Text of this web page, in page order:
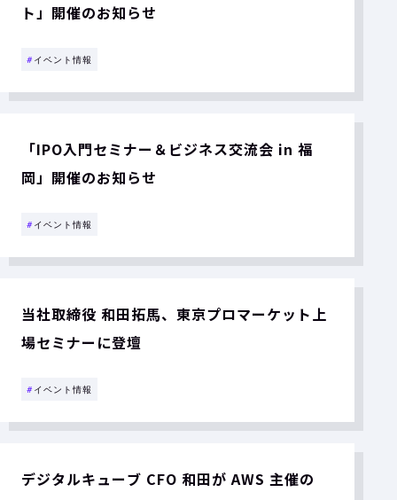
ト」開催のお知らせ
# イベント情報
「IPO入門セミナー＆ビジネス交流会 in 福
岡」開催のお知らせ
# イベント情報
当社取締役 和田拓馬、東京プロマーケット上
場セミナーに登壇
# イベント情報
デジタルキューブ CFO 和田が AWS 主催の